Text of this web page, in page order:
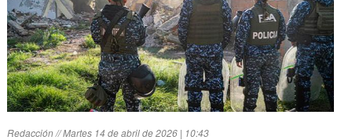
Redacción // Martes 14 de abril de 2026 | 10:43